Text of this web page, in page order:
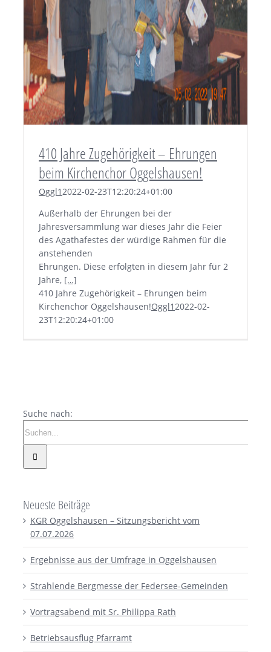
410 Jahre Zugehörigkeit – Ehrungen
beim Kirchenchor Oggelshausen!
Oggl12022-02-23T12:20:24+01:00
Außerhalb der Ehrungen bei der
Jahresversammlung war dieses Jahr die Feier
des Agathafestes der würdige Rahmen für die
anstehenden
Ehrungen. Diese erfolgten in diesem Jahr für 2
Jahre, […]
410 Jahre Zugehörigkeit – Ehrungen beim
Kirchenchor Oggelshausen!Oggl12022-02-
23T12:20:24+01:00
Suche nach:
Neueste Beiträge
KGR Oggelshausen – Sitzungsbericht vom
07.07.2026
Ergebnisse aus der Umfrage in Oggelshausen
Strahlende Bergmesse der Federsee-Gemeinden
Vortragsabend mit Sr. Philippa Rath
Betriebsausflug Pfarramt